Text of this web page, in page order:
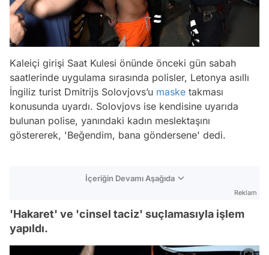
Kaleiçi girişi Saat Kulesi önünde önceki gün sabah
saatlerinde uygulama sırasında polisler, Letonya asıllı
İngiliz turist Dmitrijs Solovjovs’u maske takması
konusunda uyardı. Solovjovs ise kendisine uyarıda
bulunan polise, yanındaki kadın meslektaşını
göstererek, 'Beğendim, bana göndersene' dedi.
İçeriğin Devamı Aşağıda
Reklam
'Hakaret' ve 'cinsel taciz' suçlamasıyla işlem
yapıldı.